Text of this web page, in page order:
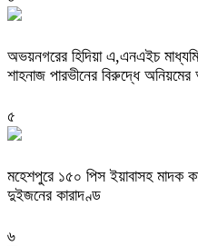
অভয়নগরের হিদিয়া এ,এনএইচ
শাহনাজ পারভীনের বিরুদ্ধে
৫
মহেশপুরে ১৫০ পিস ইয়াবাসহ মাদক
দুইজনের কারাদণ্ড
৬